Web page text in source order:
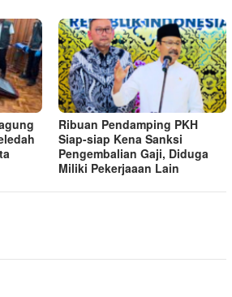
Ribuan Pendamping PKH
Siap-siap Kena Sanksi
Pengembalian Gaji, Diduga
Miliki Pekerjaaan Lain